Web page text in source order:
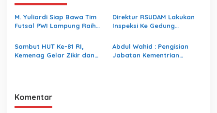
M. Yuliardi Siap Bawa Tim
Futsal PWI Lampung Raih
Porwanas 2027
Direktur RSUDAM Lakukan
Inspeksi Ke Gedung
Sambut HUT Ke-81 RI,
Kemenag Gelar Zikir dan
Abdul Wahid : Pengisian
Jabatan Kementrian
Komentar